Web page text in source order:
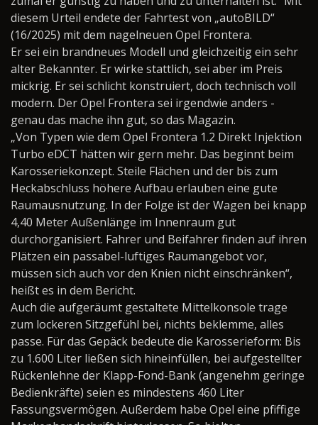
diesem Urteil endete der Fahrtest von „autoBILD“
(16/2025) mit dem nagelneuen Opel Frontera.
Er sei ein brandneues Modell und gleichzeitig ein sehr
alter Bekannter. Er wirke stattlich, sei aber im Preis
mickrig. Er sei schlicht konstruiert, doch technisch voll
modern. Der Opel Frontera sei irgendwie anders -
genau das mache ihn gut, so das Magazin.
„Von Typen wie dem Opel Frontera 1.2 Direkt Injektion
Turbo eDCT hätten wir gern mehr. Das beginnt beim
Karosseriekonzept. Steile Flächen und der bis zum
Heckabschluss höhere Aufbau erlauben eine gute
Raumausnutzung. In der Folge ist der Wagen bei knapp
4,40 Meter Außenlänge im Innenraum gut
durchorganisiert. Fahrer und Beifahrer finden auf ihren
Plätzen ein passabel-luftiges Raumangebot vor,
müssen sich auch vor den Knien nicht einschränken“,
heißt es in dem Bericht.
Auch die aufgeräumt gestaltete Mittelkonsole trage
zum lockeren Sitzgefühl bei, nichts beklemme, alles
passe. Für das Gepäck bedeute die Karosserieform: Bis
zu 1.600 Liter ließen sich hineinfüllen, bei aufgestellter
Rückenlehne der Klapp-Fond-Bank (angenehm geringe
Bedienkräfte) seien es mindestens 460 Liter
Fassungsvermögen. Außerdem habe Opel eine pfiffige